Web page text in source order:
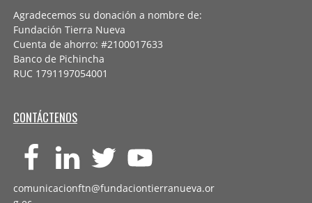
Agradecemos su donación a nombre de:
Fundación Tierra Nueva
Cuenta de ahorro: #2100017633
Banco de Pichincha
RUC 1791197054001
CONTÁCTENOS
comunicacionftn@fundaciontierranueva.or